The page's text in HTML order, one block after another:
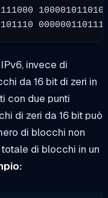
invece di
da 16 bit di zeri in
con due punti
di zeri da 16 bit può
di blocchi non
di blocchi in un